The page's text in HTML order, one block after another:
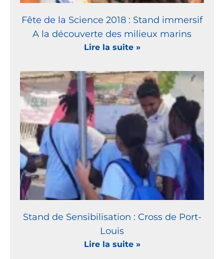
Fête de la Science 2018 : Stand immersif
A la découverte des milieux marins
Lire la suite »
Stand de Sensibilisation : Cross de Port-
Louis
Lire la suite »